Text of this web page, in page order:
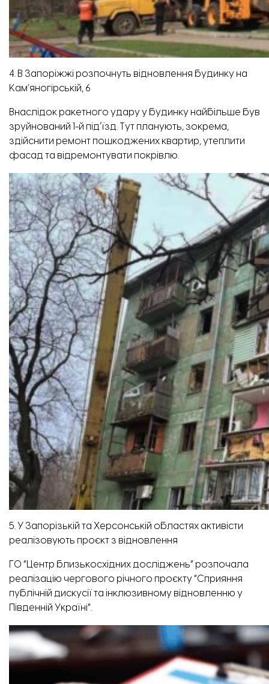
4. В Запоріжжі розпочнуть відновлення будинку на
Кам’яногірській, 6
Внаслідок ракетного удару у будинку найбільше був
зруйнований 1-й підʼїзд. Тут планують, зокрема,
здійснити ремонт пошкоджених квартир, утеплити
фасад та відремонтувати покрівлю.
5. У Запорізькій та Херсонській областях активісти
реалізовують проєкт з відновлення
ГО “Центр близькосхідних досліджень” розпочала
реалізацію чергового річного проєкту “Сприяння
публічній дискусії та інклюзивному відновленню у
Південній Україні”.